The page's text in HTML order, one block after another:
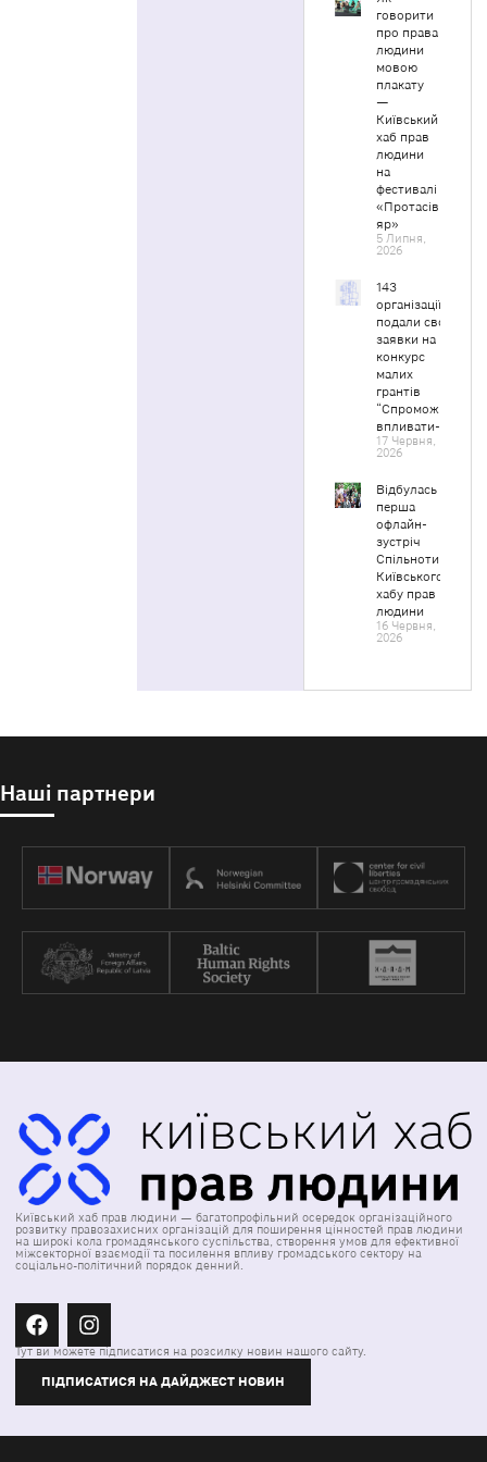
говорити
про права
людини
мовою
плакату
—
Київський
хаб прав
людини
на
фестивалі
«Протасів
яр»
5 Липня,
2026
143
організації
подали свої
заявки на
конкурс
малих
грантів
“Спроможні
впливати-2”
17 Червня,
2026
Відбулась
перша
офлайн-
зустріч
Спільноти
Київського
хабу прав
людини
16 Червня,
2026
Наші партнери
Київський хаб прав людини — багатопрофільний осередок організаційного
розвитку правозахисних організацій для поширення цінностей прав людини
на широкі кола громадянського суспільства, створення умов для ефективної
міжсекторної взаємодії та посилення впливу громадського сектору на
соціально-політичний порядок денний.
Тут ви можете підписатися на розсилку новин нашого сайту.
ПІДПИСАТИСЯ НА ДАЙДЖЕСТ НОВИН